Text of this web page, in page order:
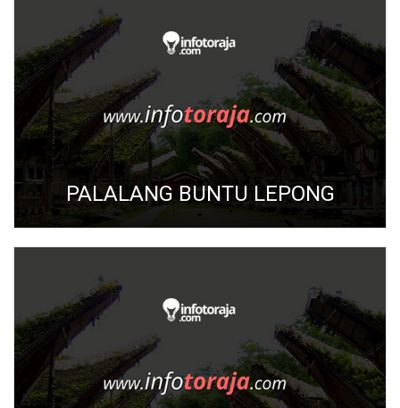
PALALANG BUNTU LEPONG